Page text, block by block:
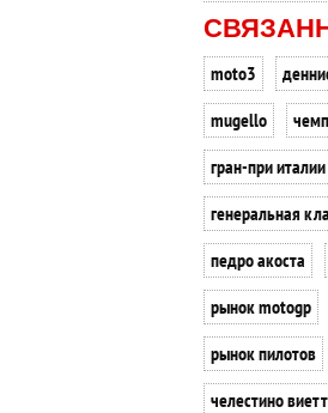
moto3
mugello
гран-при италии
генеральная
педро акоста
рынок motogp
рынок пилотов
челестино